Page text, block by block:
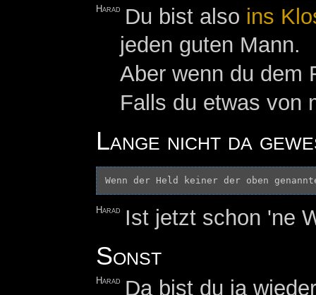
Harad Du bist also ins
jeden guten Mann.
Aber wenn du dem
Falls du etwas von
Lange nicht da
Harad Ist jetzt schon 'ne
Sonst
Harad Da bist du ja